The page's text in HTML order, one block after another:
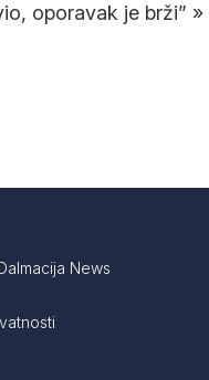
oporavak je brži” »
News